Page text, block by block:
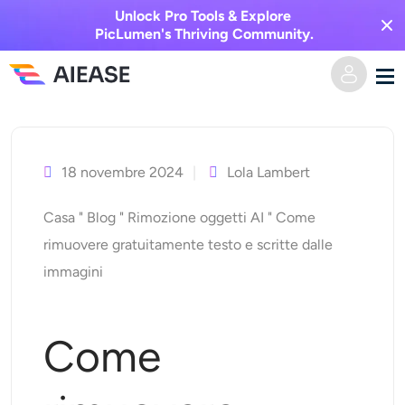
Unlock Pro Tools & Explore
PicLumen's Thriving Community.
AI Video
Da testo a video
Da immagine a video
Generatore di baci AI
Effetti video
Immagine AI
Da testo a immagine
contenuto18 novembre 2024 Lola Lambert
Casa " Blog " Rimozione oggetti AI "Come
rimuovere gratuitamente testo e scritte dalle
immagini
Come